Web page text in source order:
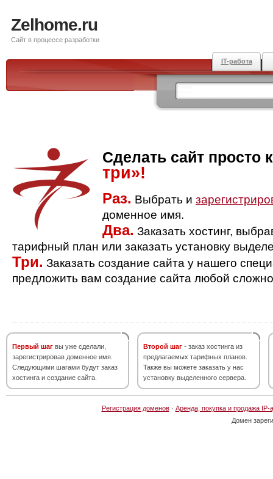
Zelhome.ru
Сайт в процессе разработки
IT-работа
Сделать сайт просто
три»!
Раз. Выбрать и
доменное имя.
Два. Заказать хостинг,
тарифный план или заказать установку
Три. Заказать создание сайта у нашего
предложить вам создание сайта любой
Первый шаг вы уже сделали,
зарегистрировав доменное имя.
Следующими шагами будут заказ
хостинга и создание сайта.
Второй шаг - заказ хостинга из
предлагаемых тарифных планов.
Также вы можете заказать у нас
установку выделенного сервера.
Регистрация доменов· Аренда, покупка и продажа IP-
Домен